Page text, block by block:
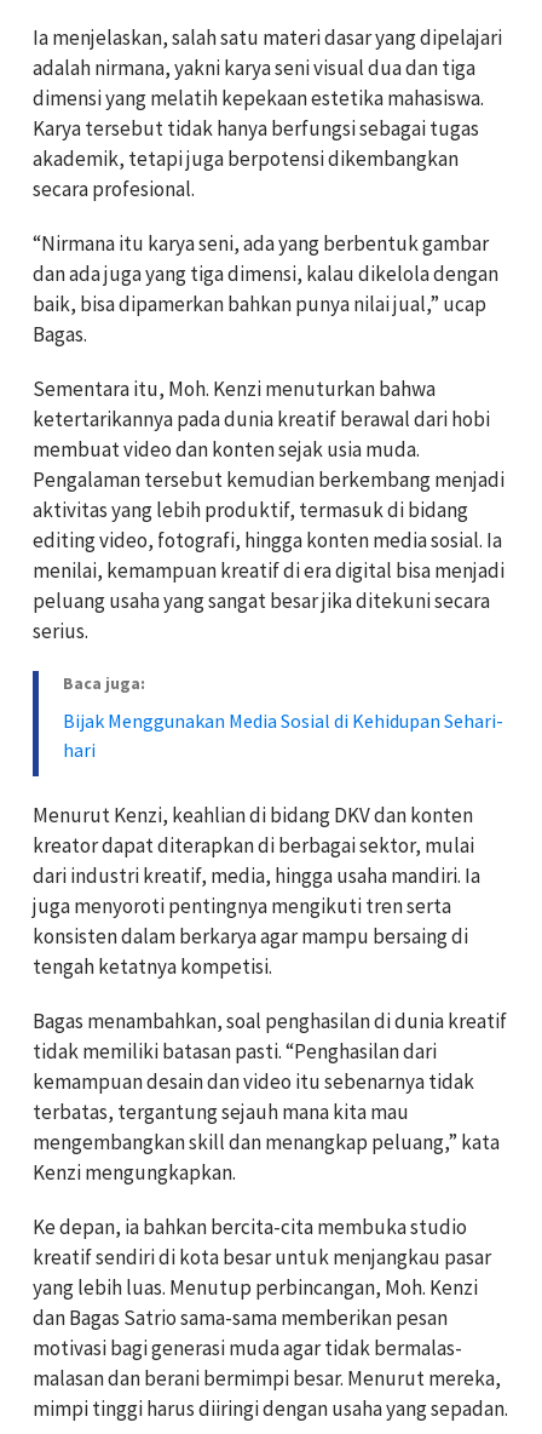
Ia menjelaskan, salah satu materi dasar yang dipelajari
adalah nirmana, yakni karya seni visual dua dan tiga
dimensi yang melatih kepekaan estetika mahasiswa.
Karya tersebut tidak hanya berfungsi sebagai tugas
akademik, tetapi juga berpotensi dikembangkan
secara profesional.
“Nirmana itu karya seni, ada yang berbentuk gambar
dan ada juga yang tiga dimensi, kalau dikelola dengan
baik, bisa dipamerkan bahkan punya nilai jual,” ucap
Bagas.
Sementara itu, Moh. Kenzi menuturkan bahwa
ketertarikannya pada dunia kreatif berawal dari hobi
membuat video dan konten sejak usia muda.
Pengalaman tersebut kemudian berkembang menjadi
aktivitas yang lebih produktif, termasuk di bidang
editing video, fotografi, hingga konten media sosial. Ia
menilai, kemampuan kreatif di era digital bisa menjadi
peluang usaha yang sangat besar jika ditekuni secara
serius.
Baca juga:
Bijak Menggunakan Media Sosial di Kehidupan Sehari-
hari
Menurut Kenzi, keahlian di bidang DKV dan konten
kreator dapat diterapkan di berbagai sektor, mulai
dari industri kreatif, media, hingga usaha mandiri. Ia
juga menyoroti pentingnya mengikuti tren serta
konsisten dalam berkarya agar mampu bersaing di
tengah ketatnya kompetisi.
Bagas menambahkan, soal penghasilan di dunia kreatif
tidak memiliki batasan pasti. “Penghasilan dari
kemampuan desain dan video itu sebenarnya tidak
terbatas, tergantung sejauh mana kita mau
mengembangkan skill dan menangkap peluang,” kata
Kenzi mengungkapkan.
Ke depan, ia bahkan bercita-cita membuka studio
kreatif sendiri di kota besar untuk menjangkau pasar
yang lebih luas. Menutup perbincangan, Moh. Kenzi
dan Bagas Satrio sama-sama memberikan pesan
motivasi bagi generasi muda agar tidak bermalas-
malasan dan berani bermimpi besar. Menurut mereka,
mimpi tinggi harus diiringi dengan usaha yang sepadan.